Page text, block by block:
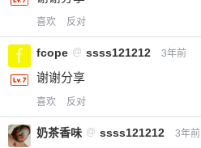
喜欢 反对
fcope @ ssss121212 3年前
谢谢分享
喜欢 反对
奶茶香味 @ ssss121212 3年前